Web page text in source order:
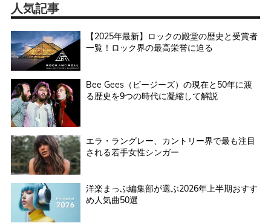
人気記事
【2025年最新】ロックの殿堂の歴史と受賞者
一覧！ロック界の最高栄誉に迫る
Bee Gees（ビージーズ）の現在と50年に渡
る歴史を9つの時代に凝縮して解説
エラ・ラングレー、カントリー界で最も注目
される若手女性シンガー
洋楽まっぷ編集部が選ぶ2026年上半期おすす
め人気曲50選